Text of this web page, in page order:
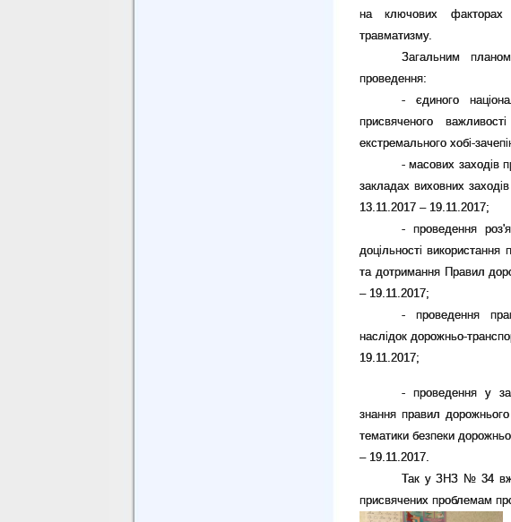
на ключових факторах
травматизму.
Загальним
проведення:
- єдиного
присвяченого
екстремального хобі-
- масових заходів
закладах виховних
13.11.2017 – 19.11.2017;
- проведення
доцільності використання
та дотримання Правил
– 19.11.2017;
- проведення
наслідок дорожньо-
19.11.2017;
- проведення у
знання правил
тематики безпеки
– 19.11.2017.
Так у ЗНЗ № 34 вже
присвячених проблемам